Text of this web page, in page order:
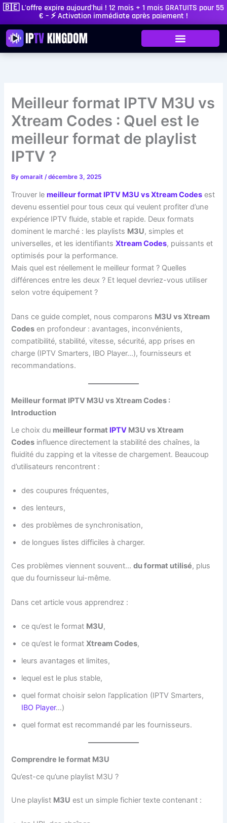
Skip
content
🇧🇪 L'offre expire aujourd'hui ! 12 mois + 1 mois GRATUITS pour 55
€ – ⚡ Activation immédiate après paiement !
Meilleur format IPTV M3U vs
Xtream Codes : Quel est le
meilleur format de playlist
IPTV ?
Byomarait /décembre 3, 2025
Trouver lemeilleur format IPTV M3U vs Xtream Codes est
devenu essentiel pour tous ceux qui veulent profiter d’une
expérience IPTV fluide, stable et rapide. Deux formats
dominent le marché : les playlists M3U, simples et
universelles, et les identifiantsXtream Codes, puissants et
optimisés pour la performance.
Mais quel est réellement le meilleur format ? Quelles
différences entre les deux ? Et lequel devriez-vous utiliser
selon votre équipement ?
Dans ce guide complet, nous comparons M3U vs Xtream
Codes en profondeur : avantages, inconvénients,
compatibilité, stabilité, vitesse, sécurité, app prises en
charge (IPTV Smarters, IBO Player…), fournisseurs et
recommandations.
Meilleur format IPTV M3U vs Xtream Codes :
Introduction
Le choix du meilleur format IPTV M3U vs Xtream
Codes influence directement la stabilité des chaînes, la
fluidité du zapping et la vitesse de chargement. Beaucoup
d’utilisateurs rencontrent :
des coupures fréquentes,
des lenteurs,
des problèmes de synchronisation,
de longues listes difficiles à charger.
Ces problèmes viennent souvent…du format utilisé, plus
que du fournisseur lui-même.
Dans cet article vous apprendrez :
ce qu’est le format M3U,
ce qu’est le formatXtream Codes,
leurs avantages et limites,
lequel est le plus stable,
quel format choisir selon l’application (IPTV Smarters,
IBO Player…)
quel format est recommandé par les fournisseurs.
Comprendre le format M3U
Qu’est-ce qu’une playlist M3U ?
Une playlist M3U est un simple fichier texte contenant :